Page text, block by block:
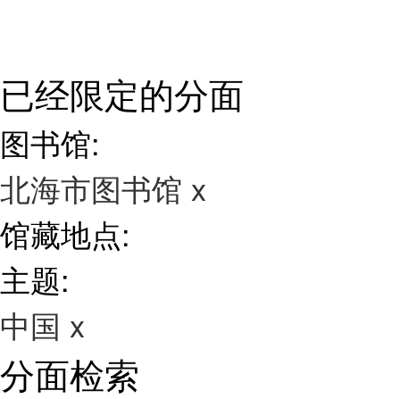
已经限定的分面
图书馆:
北海市图书馆 x
馆藏地点:
主题:
中国 x
分面检索